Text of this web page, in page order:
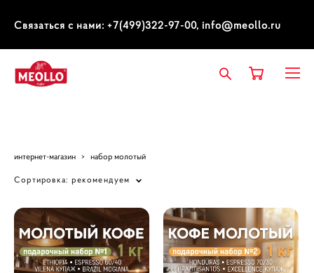
Связаться с нами: +7(499)322-97-00, info@meollo.ru
интернет-магазин > набор молотый
Сортировка: рекомендуем